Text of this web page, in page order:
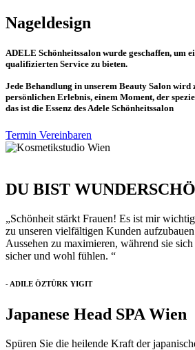
Nageldesign
ADELE Schönheitssalon wurde geschaffen, um
qualifizierten Service zu bieten.
Jede Behandlung in unserem Beauty Salon
persönlichen Erlebnis, einem Moment, der
das ist die Essenz des Adele Schönheitssalon
Termin Vereinbaren
DU BIST
„Schönheit stärkt Frauen! Es ist mir
zu unseren vielfältigen Kunden
Aussehen zu maximieren, während sie
sicher und wohl fühlen. “
- ADILE ÖZTÜRK YIGIT
Japanese Head SPA Wien
Spüren Sie die heilende Kraft der